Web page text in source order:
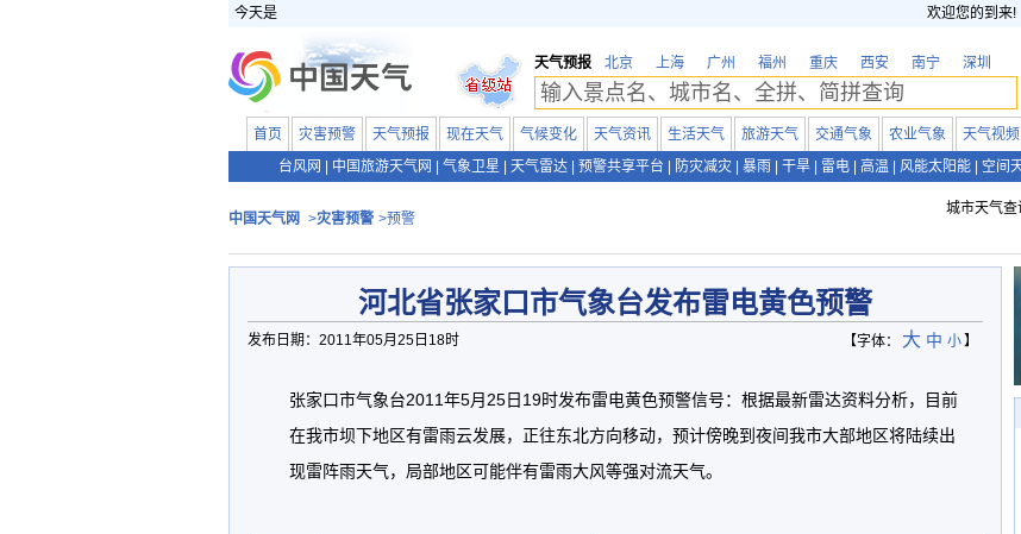
今天是 欢迎您的到来!
天气预报 北京 上海 广州 福州 重庆 西安 南宁 深圳
首页 灾害预警 天气预报 现在天气 气候变化 天气资讯 生活天气 旅游天气 交通气象 农业气象 天气视频
台风网
中国旅游天气网 气象卫星 天气雷达 预警共享平台 防灾减灾 暴雨 干旱 雷电 高温 风能太阳能 空间
中国天气网 >灾害预警 >预警
城市天气查
河北省张家口市气象台发布雷电黄色预警
发布日期：2011年05月25日18时 【字体： 大 中 小】
张家口市气象台2011年5月25日19时发布雷电黄色预警信号：根据最新雷达资料分析，目前
在我市坝下地区有雷雨云发展，正往东北方向移动，预计傍晚到夜间我市大部地区将陆续出
现雷阵雨天气，局部地区可能伴有雷雨大风等强对流天气。